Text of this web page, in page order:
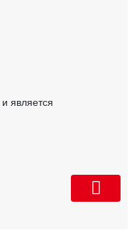
является